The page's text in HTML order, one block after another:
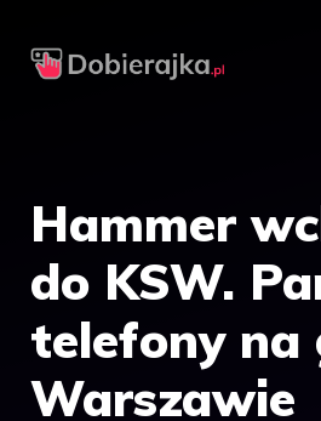
Hammer
do KSW.
telefony na
Warszawie